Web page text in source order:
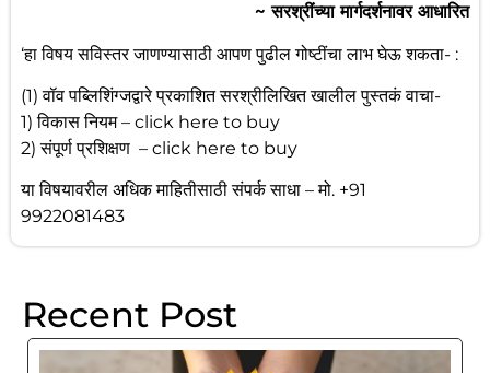
Recent Post
~ सरश्रींच्या मार्गदर्शनावर आधारित
‘हा विषय सविस्तर जाणण्यासाठी आपण पुढील गोष्टींचा लाभ घेऊ शकता- :
(1) वॉव पब्लिशिंग्जद्वारे प्रकाशित सरश्रीलिखित खालील पुस्तकं वाचा-
1) विकास नियम – click here to buy
2) संपूर्ण प्रशिक्षण – click here to buy
या विषयावरील अधिक माहितीसाठी संपर्क साधा – मो. +91
9922081483